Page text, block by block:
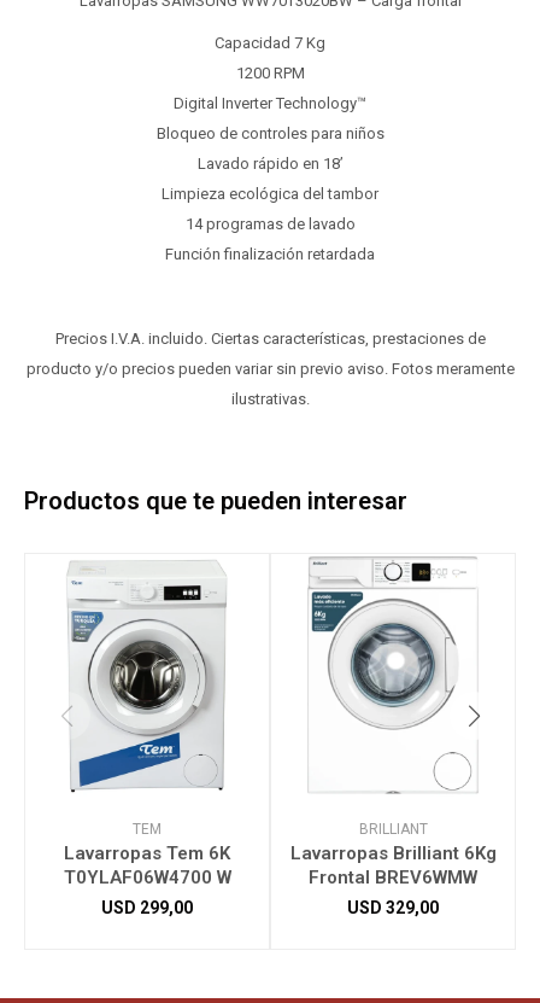
Capacidad 7 Kg
1200 RPM
Digital Inverter Technology™
Bloqueo de controles para niños
Lavado rápido en 18’
Limpieza ecológica del tambor
14 programas de lavado
Función finalización retardada
Precios I.V.A. incluido. Ciertas características, prestaciones de
producto y/o precios pueden variar sin previo aviso. Fotos meramente
ilustrativas.
Productos que te pueden interesar
TEM
Lavarropas Tem 6K
T0YLAF06W4700 W
USD 299,00
BRILLIANT
Lavarropas Brilliant 6Kg
Frontal BREV6WMW
USD 329,00